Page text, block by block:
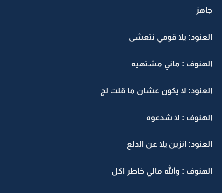
جاهز
العنود: يلا قومي نتعشى
الهنوف : ماني مشتهيه
العنود: لا يكون عشان ما قلت لج
الهنوف : لا شدعوه
العنود: انزين يلا عن الدلع
الهنوف : والله مالي خاطر اكل